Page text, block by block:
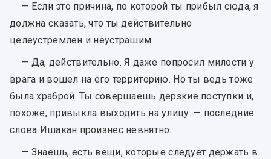
— Если это причина, по которой ты прибыл сюда, я
должна сказать, что ты действительно
целеустремлен и неустрашим.
— Да, действительно. Я даже попросил милости у
врага и вошел на его территорию. Но ты ведь тоже
была храброй. Ты совершаешь дерзкие поступки и,
похоже, привыкла выходить на улицу. — последние
слова Ишакан произнес невнятно.
— Знаешь, есть вещи, которые следует держать в